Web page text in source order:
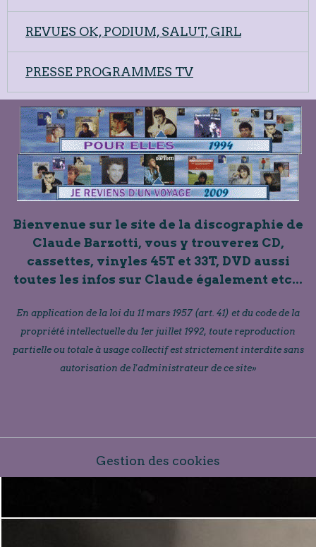
REVUES OK, PODIUM, SALUT, GIRL
PRESSE PROGRAMMES TV
Bienvenue sur le site de la discographie de
Claude Barzotti, vous y trouverez CD,
cassettes, vinyles 45T et 33T, DVD aussi
toutes les infos sur Claude également etc...
En application de la loi du 11 mars 1957 (art. 41) et du code de la
propriété intellectuelle du 1er juillet 1992, toute reproduction
partielle ou totale à usage collectif est strictement interdite sans
autorisation de l'administrateur de ce site»
Gestion des cookies